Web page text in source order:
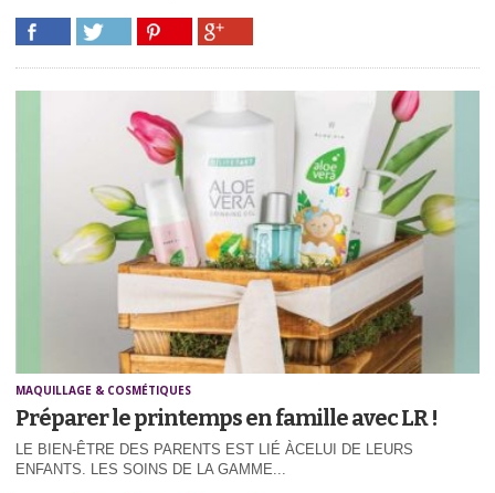
MAQUILLAGE & COSMÉTIQUES
Préparer le printemps en famille avec LR !
LE BIEN-ÊTRE DES PARENTS EST LIÉ ÀCELUI DE LEURS
ENFANTS. LES SOINS DE LA GAMME...